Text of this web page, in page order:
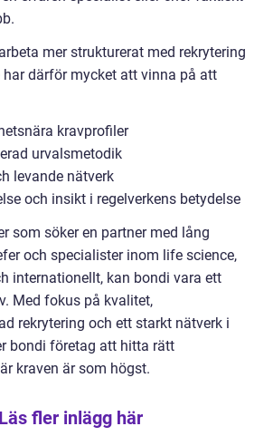
mer strukturerat med rekrytering
därför mycket att vinna på att
kravprofiler
urvalsmetodik
levande nätverk
och insikt i regelverkens betydelse
som söker en partner med lång
och specialister inom life science,
internationellt, kan bondi vara ett
Med fokus på kvalitet,
rekrytering och ett starkt nätverk i
bondi företag att hitta rätt
kraven är som högst.
Läs fler inlägg här